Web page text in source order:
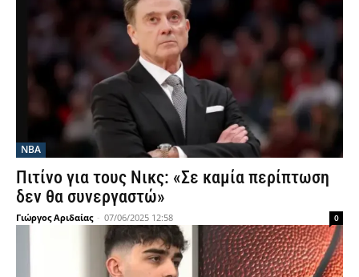
NBA
Πιτίνο για τους Νικς: «Σε καμία περίπτωση
δεν θα συνεργαστώ»
Γιώργος Αριδαίας - 07/06/2025 12:58 0